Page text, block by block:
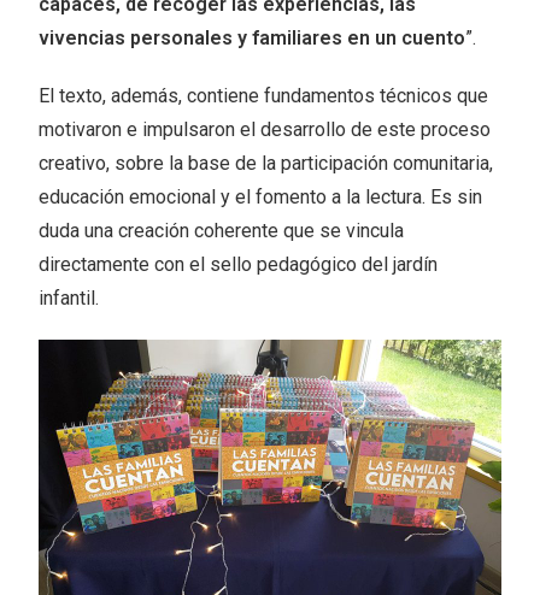
capaces, de recoger las experiencias, las
vivencias personales y familiares en un cuento”.
El texto, además, contiene fundamentos técnicos que
motivaron e impulsaron el desarrollo de este proceso
creativo, sobre la base de la participación comunitaria,
educación emocional y el fomento a la lectura. Es sin
duda una creación coherente que se vincula
directamente con el sello pedagógico del jardín
infantil.